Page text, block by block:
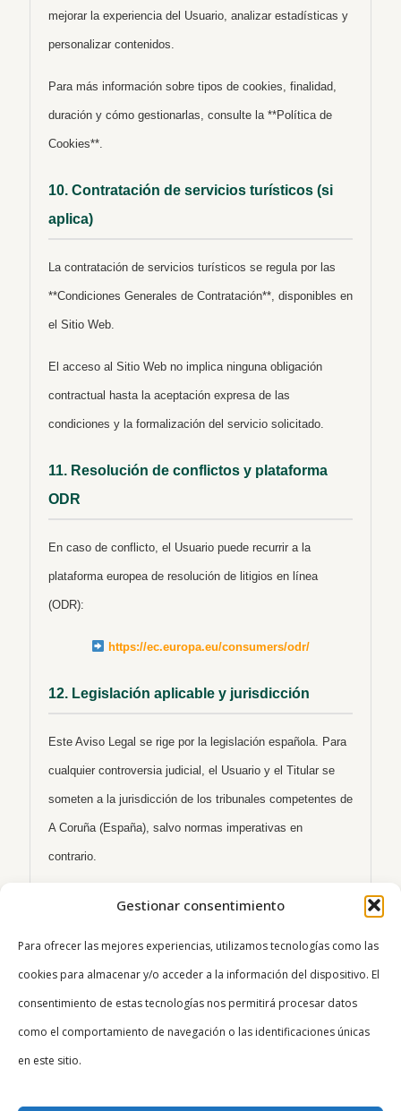
Gestionar consentimiento
Para ofrecer las mejores experiencias, utilizamos tecnologías como las
cookies para almacenar y/o acceder a la información del dispositivo. El
consentimiento de estas tecnologías nos permitirá procesar datos
como el comportamiento de navegación o las identificaciones únicas
en este sitio.
mejorar la experiencia del Usuario, analizar estadísticas y
personalizar contenidos.
Para más información sobre tipos de cookies, finalidad,
duración y cómo gestionarlas, consulte la **Política de
Cookies**.
10. Contratación de servicios turísticos (si
aplica)
La contratación de servicios turísticos se regula por las
**Condiciones Generales de Contratación**, disponibles en
el Sitio Web.
El acceso al Sitio Web no implica ninguna obligación
contractual hasta la aceptación expresa de las
condiciones y la formalización del servicio solicitado.
11. Resolución de conflictos y plataforma
ODR
En caso de conflicto, el Usuario puede recurrir a la
plataforma europea de resolución de litigios en línea
(ODR):
https://ec.europa.eu/consumers/odr/
12. Legislación aplicable y jurisdicción
Este Aviso Legal se rige por la legislación española. Para
cualquier controversia judicial, el Usuario y el Titular se
someten a la jurisdicción de los tribunales competentes de
A Coruña (España), salvo normas imperativas en
contrario.
13. Contacto
Cualquier consulta o comentario sobre el Sitio Web puede
dirigirse a: